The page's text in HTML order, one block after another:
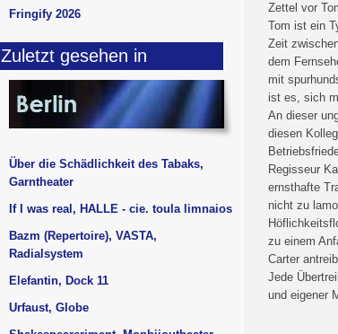
Zettel vor
Tom ist ein
Zeit
dem
mit
ist es, sich
An dieser
diesen
Regisseur
ernsthafte
nicht zu
zu einem
Carter
Jede
und eigener
Fringify 2026
Zuletzt gesehen in
Über die Schädlichkeit des Tabaks,
Garntheater
If I was real, HALLE - cie. toula limnaios
Bazm (Repertoire), VASTA,
Radialsystem
Elefantin, Dock 11
Urfaust, Globe